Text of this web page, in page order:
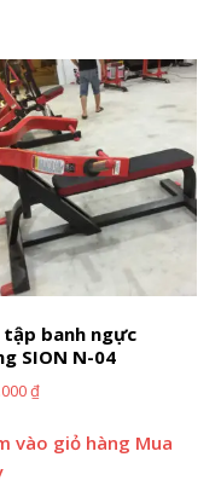
tập banh ngực
SION N-04
₫
vào giỏ hàng Mua